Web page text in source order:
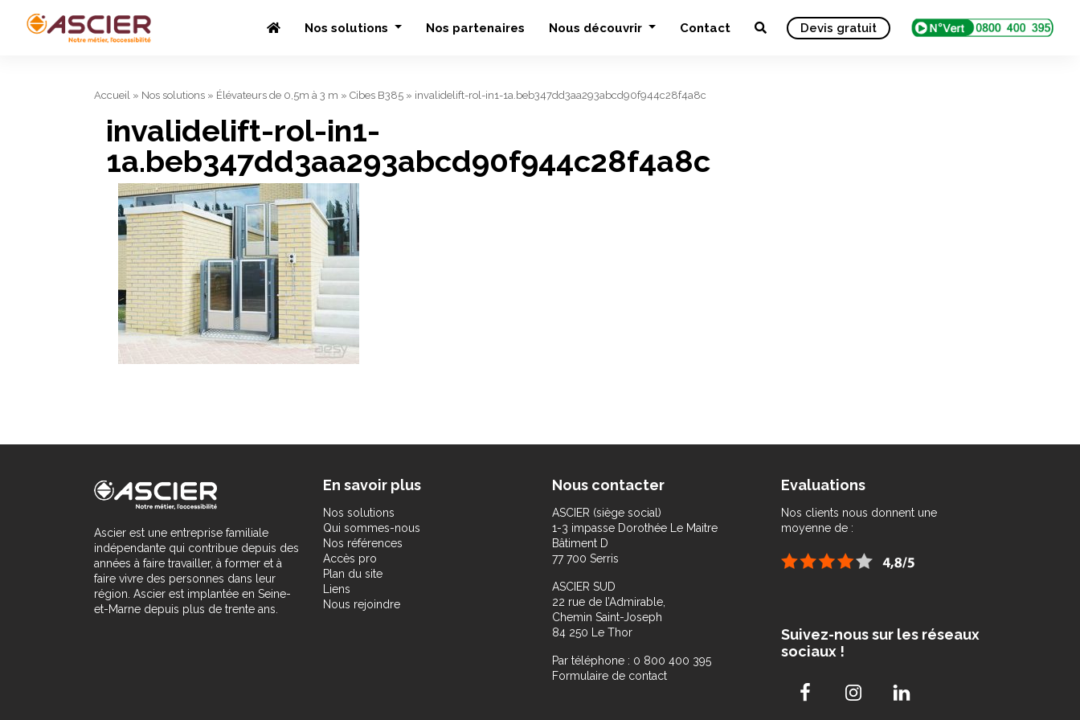
Nos solutions Nos partenaires Nous découvrir Contact Devis gratuit
Accueil » Nos solutions » Élévateurs de 0,5m à 3 m » Cibes B385 » invalidelift-rol-in1-1a.beb347dd3aa293abcd90f944c28f4a8c
invalidelift-rol-in1-
1a.beb347dd3aa293abcd90f944c28f4a8c
Ascier est une entreprise familiale
indépendante qui contribue depuis des
années à faire travailler, à former et à
faire vivre des personnes dans leur
région. Ascier est implantée en Seine-
et-Marne depuis plus de trente ans.
En savoir plus
Nos solutions
Qui sommes-nous
Nos références
Accès pro
Plan du site
Liens
Nous rejoindre
Nous contacter
ASCIER (siège social)
1-3 impasse Dorothée Le Maitre
Bâtiment D
77 700 Serris
ASCIER SUD
22 rue de l’Admirable,
Chemin Saint-Joseph
84 250 Le Thor
Par téléphone : 0 800 400 395
Formulaire de contact
Evaluations
Nos clients nous donnent une
moyenne de :
Suivez-nous sur les réseaux
sociaux !